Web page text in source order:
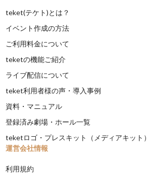
teket(テケト)とは？
イベント作成の方法
ご利用料金について
teketの機能ご紹介
ライブ配信について
teket利用者様の声・導入事例
資料・マニュアル
登録済み劇場・ホール一覧
teketロゴ・プレスキット（メディアキット）
運営会社情報
利用規約